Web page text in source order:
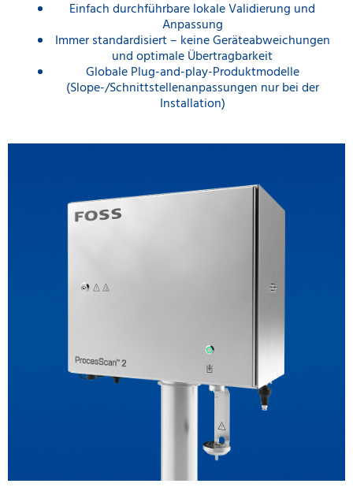
Einfach durchführbare lokale Validierung und
Anpassung
Immer standardisiert – keine Geräteabweichungen
und optimale Übertragbarkeit
Globale Plug-and-play-Produktmodelle
(Slope-/Schnittstellenanpassungen nur bei der
Installation)